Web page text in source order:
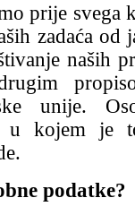
prije svega
zadaća od
naših
unije.
u kojem je
podatke?